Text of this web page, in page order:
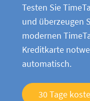
Testen Sie
und überzeugen
modernen
Kreditkarte
automatisch.
30 Tage